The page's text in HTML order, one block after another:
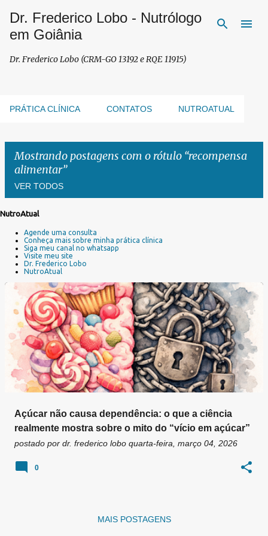
Pular para o conteúdo principal
Dr. Frederico Lobo - Nutrólogo
em Goiânia
Dr. Frederico Lobo (CRM-GO 13192 e RQE 11915)
PRÁTICA CLÍNICA CONTATOS NUTROATUAL
Mostrando postagens com o rótulo recompensa
alimentar
VER TODOS
g
NutroAtual
Agende uma consulta
Conheça mais sobre minha prática clínica
Siga meu canal no whatsapp
Visite meu site
Dr. Frederico Lobo
NutroAtual
Açúcar não causa dependência: o que a ciência
realmente mostra sobre o mito do “vício em açúcar”
postado por dr. frederico lobo quarta-feira, março 04, 2026
0
MAIS POSTAGENS